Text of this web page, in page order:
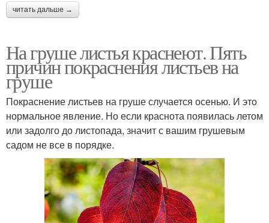
читать дальше →
На груше листья краснеют. Пять
причин покраснения листьев на
груше
Покраснение листьев на груше случается осенью. И это
нормальное явление. Но если краснота появилась летом
или задолго до листопада, значит с вашим грушевым
садом не все в порядке.